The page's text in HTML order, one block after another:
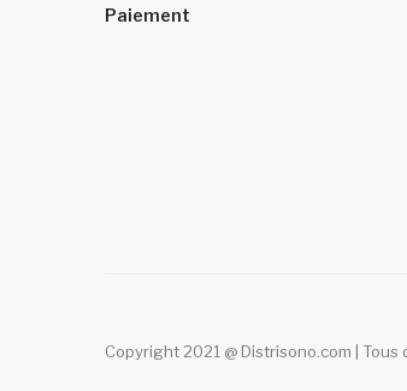
Paiement
Copyright 2021 @ Distrisono.com |